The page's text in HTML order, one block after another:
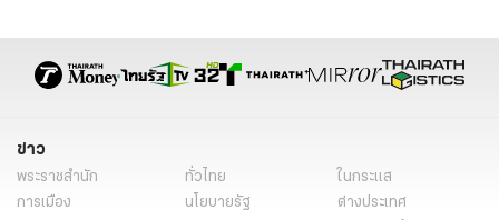
ข่าว
พระราชสำนัก ทั่วไทย
ในกระแส
การเมือง
นโยบายรัฐ
ต่างประเทศ